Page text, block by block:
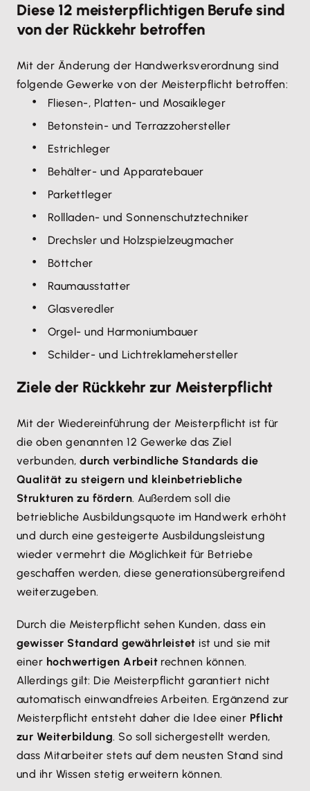
Diese 12 meisterpflichtigen Berufe sind
von der Rückkehr betroffen
Mit der Änderung der Handwerksverordnung sind
folgende Gewerke von der Meisterpflicht betroffen:
Fliesen-, Platten- und Mosaikleger
Betonstein- und Terrazzohersteller
Estrichleger
Behälter- und Apparatebauer
Parkettleger
Rollladen- und Sonnenschutztechniker
Drechsler und Holzspielzeugmacher
Böttcher
Raumausstatter
Glasveredler
Orgel- und Harmoniumbauer
Schilder- und Lichtreklamehersteller
Ziele der Rückkehr zur Meisterpflicht
Mit der Wiedereinführung der Meisterpflicht ist für
die oben genannten 12 Gewerke das Ziel
verbunden,durch verbindliche Standards die
Qualität zu steigern und kleinbetriebliche
Strukturen zu fördern. Außerdem soll die
betriebliche Ausbildungsquote im Handwerk erhöht
und durch eine gesteigerte Ausbildungsleistung
wieder vermehrt die Möglichkeit für Betriebe
geschaffen werden, diese generationsübergreifend
weiterzugeben.
Durch die Meisterpflicht sehen Kunden, dass ein
gewisser Standard gewährleistet ist und sie mit
einer hochwertigen Arbeit rechnen können.
Allerdings gilt: Die Meisterpflicht garantiert nicht
automatisch einwandfreies Arbeiten. Ergänzend zur
Meisterpflicht entsteht daher die Idee einer Pflicht
zur Weiterbildung. So soll sichergestellt werden,
dass Mitarbeiter stets auf dem neusten Stand sind
und ihr Wissen stetig erweitern können.